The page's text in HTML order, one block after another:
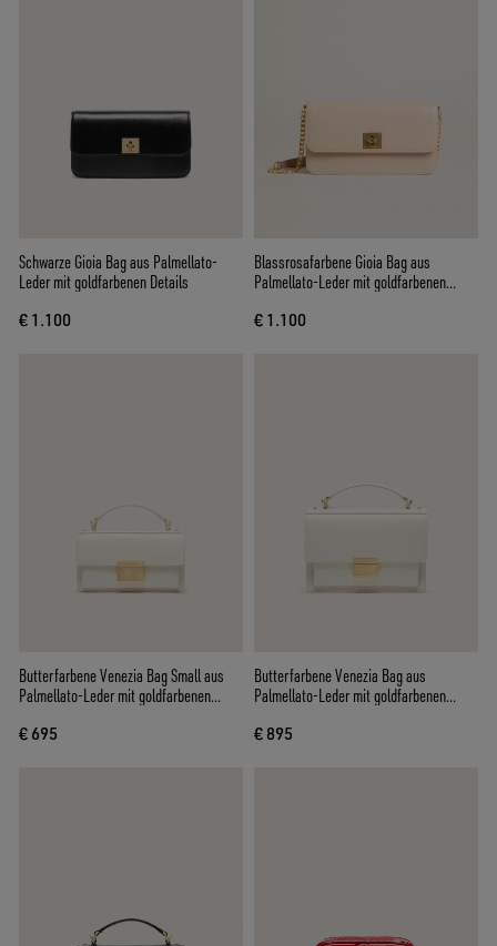
Schwarze Gioia Bag aus Palmellato-
Leder mit goldfarbenen Details
€ 1.100
Blassrosafarbene Gioia Bag aus
Palmellato-Leder mit goldfarbenen
€ 1.100
Butterfarbene Venezia Bag Small aus
Palmellato-Leder mit goldfarbenen
€ 695
Butterfarbene Venezia Bag aus
Palmellato-Leder mit goldfarbenen
€ 895